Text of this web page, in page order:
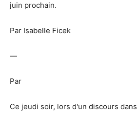
juin prochain.
Par Isabelle Ficek
—
Par
Ce jeudi soir, lors d'un discours